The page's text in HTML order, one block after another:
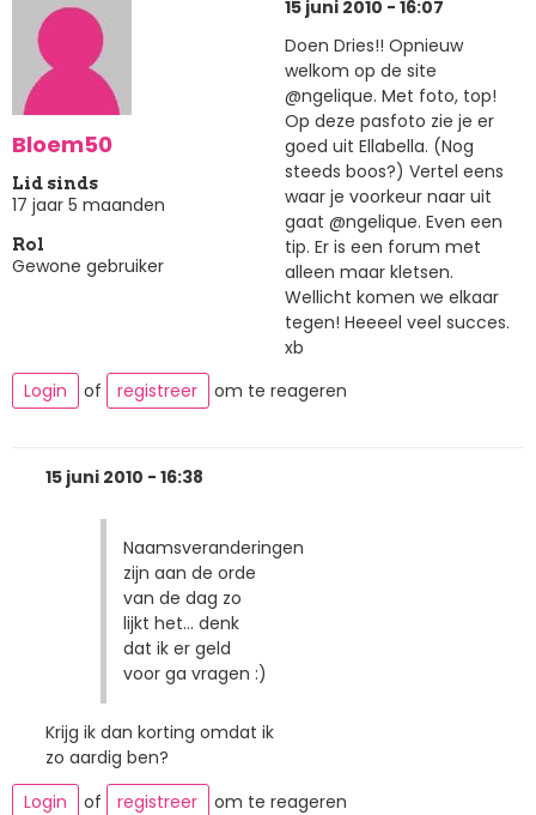
Bloem50
Lid sinds
17 jaar 5 maanden
Rol
Gewone gebruiker
15 juni 2010 - 16:07
Doen Dries!! Opnieuw
welkom op de site
@ngelique. Met foto, top!
Op deze pasfoto zie je er
goed uit Ellabella. (Nog
steeds boos?) Vertel eens
waar je voorkeur naar uit
gaat @ngelique. Even een
tip. Er is een forum met
alleen maar kletsen.
Wellicht komen we elkaar
tegen! Heeeel veel succes.
xb
Login
of registreer om te reageren
15 juni 2010 - 16:38
Naamsveranderingen
zijn aan de orde
van de dag zo
lijkt het... denk
dat ik er geld
voor ga vragen :)
Krijg ik dan korting omdat ik
zo aardig ben?
Login
of registreer om te reageren